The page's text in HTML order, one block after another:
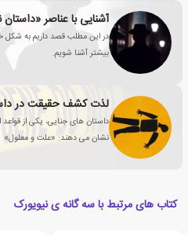
آشنایی با عناصر «داستان
بیشتر آشنا شویم.
لذت کشف حقیقت در
داستان های جنایی، یکی از
نشان می دهند: «علت و معلول»
کتاب های مرتبط با سه گانه ی نیویورک